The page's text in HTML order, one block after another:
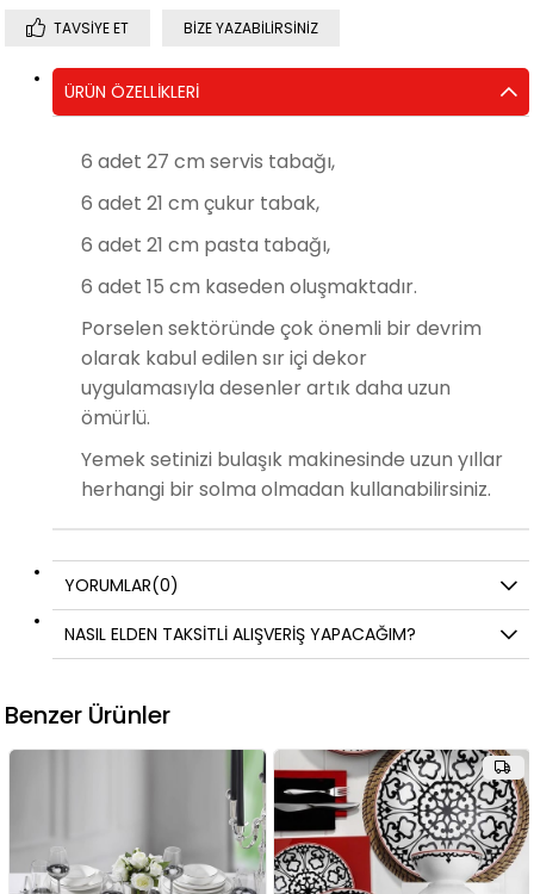
TAVSIYE ET BIZE YAZABILIRSINIZ
ÜRÜN ÖZELLIKLERI
6 adet 27 cm servis tabağı,
6 adet 21 cm çukur tabak,
6 adet 21 cm pasta tabağı,
6 adet 15 cm kaseden oluşmaktadır.
Porselen sektöründe çok önemli bir devrim
olarak kabul edilen sır içi dekor
uygulamasıyla desenler artık daha uzun
ömürlü.
Yemek setinizi bulaşık makinesinde uzun yıllar
herhangi bir solma olmadan kullanabilirsiniz.
YORUMLAR(0)
NASIL ELDEN TAKSİTLİ ALIŞVERİŞ YAPACAĞIM?
Benzer Ürünler